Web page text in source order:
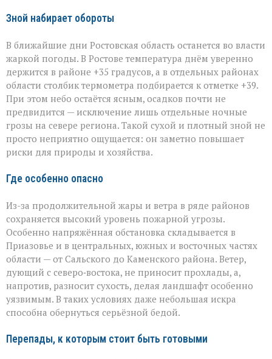
Зной набирает обороты
В ближайшие дни Ростовская область останется во власти
жаркой погоды. В Ростове температура днём уверенно
держится в районе +35 градусов, а в отдельных районах
области столбик термометра подбирается к отметке +39.
При этом небо остаётся ясным, осадков почти не
предвидится — исключение лишь отдельные ночные
грозы на севере региона. Такой сухой и плотный зной не
просто неприятно ощущается: он заметно повышает
риски для природы и хозяйства.
Где особенно опасно
Из-за продолжительной жары и ветра в ряде районов
сохраняется высокий уровень пожарной угрозы.
Особенно напряжённая обстановка складывается в
Приазовье и в центральных, южных и восточных частях
области — от Сальского до Каменского района. Ветер,
дующий с северо‑востока, не приносит прохлады, а,
напротив, разносит сухость, делая ландшафт особенно
уязвимым. В таких условиях даже небольшая искра
способна обернуться серьёзной бедой.
Перепады, к которым стоит быть готовыми